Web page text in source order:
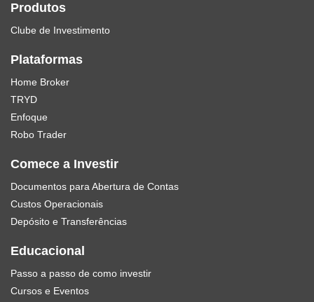
Produtos
Clube de Investimento
Plataformas
Home Broker
TRYD
Enfoque
Robo Trader
Comece a Investir
Documentos para Abertura de Contas
Custos Operacionais
Depósito e Transferências
Educacional
Passo a passo de como investir
Cursos e Eventos